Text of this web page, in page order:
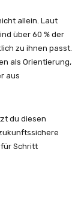
allein. Laut
über 60 % der
zu ihnen passt.
als Orientierung,
aus
du diesen
Schritt